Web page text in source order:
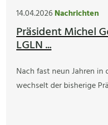
14.04.2026Nachrichten
Präsident Michel
LGLN ...
Nach fast neun Jahren in
wechselt der bisherige